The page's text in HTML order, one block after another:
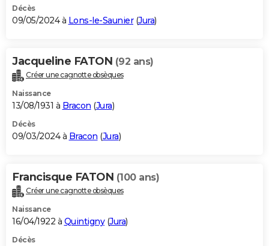
Décès
09/05/2024 à Lons-le-Saunier(Jura)
Jacqueline FATON (92 ans)
Créer une cagnotte obsèques
Naissance
13/08/1931 à Bracon (Jura)
Décès
09/03/2024 à Bracon (Jura)
Francisque FATON (100 ans)
Créer une cagnotte obsèques
Naissance
16/04/1922 à Quintigny(Jura)
Décès